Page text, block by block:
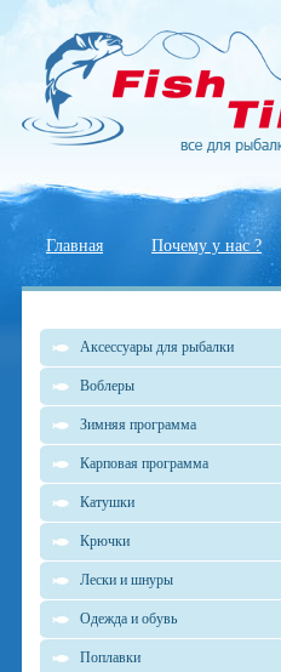
Главная Почему у нас ?
Аксессуары для рыбалки
Воблеры
Зимняя программа
Карповая программа
Катушки
Крючки
Лески и шнуры
Одежда и обувь
Поплавки